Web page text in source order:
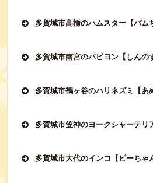
多賀城市高橋のハムスター【パム
多賀城市南宮のパピヨン【しんの
多賀城市鶴ヶ谷のハリネズミ【あ
多賀城市笠神のヨークシャーテリ
多賀城市大代のインコ【ピーちゃ